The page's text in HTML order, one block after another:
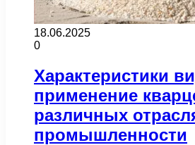
18.06.2025
0
Характеристики
применение
различных
промышленности